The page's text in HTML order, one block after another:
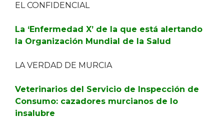
EL CONFIDENCIAL
La ‘Enfermedad X’ de la que está alertando
la Organización Mundial de la Salud
LA VERDAD DE MURCIA
Veterinarios del Servicio de Inspección de
Consumo: cazadores murcianos de lo
insalubre